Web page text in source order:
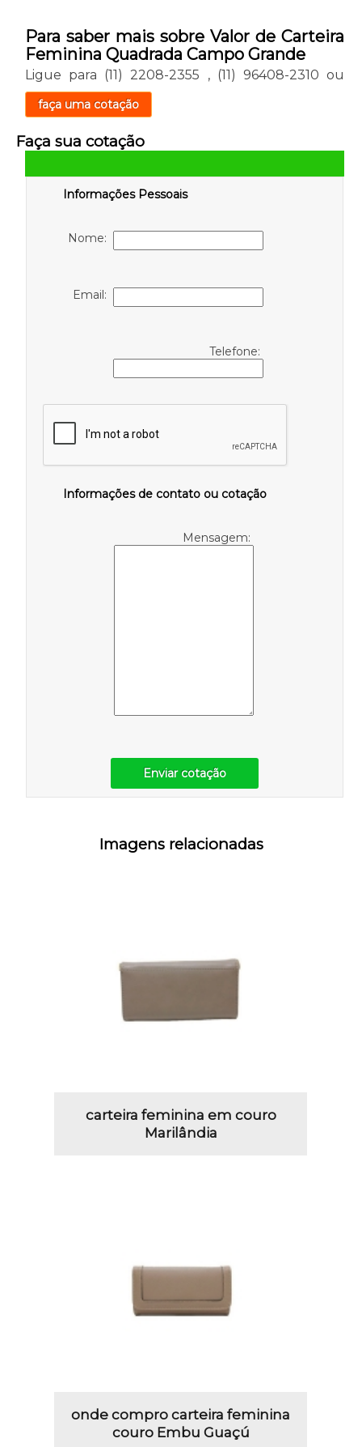
Para saber mais sobre Valor de Carteira
Feminina Quadrada Campo Grande
Ligue para (11) 2208-2355 , (11) 96408-2310 ou
faça uma cotação
Faça sua cotação
Informações Pessoais
Nome:
Email:
Telefone:
Informações de contato ou cotação
Mensagem:
Enviar cotação
Imagens relacionadas
carteira feminina em couro
Marilândia
onde compro carteira feminina
couro Embu Guaçú